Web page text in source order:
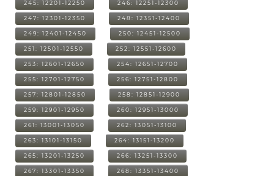
245: 12201-12250 246: 12251-12300
247: 12301-12350 248: 12351-12400
249: 12401-12450 250: 12451-12500
251: 12501-12550 252: 12551-12600
253: 12601-12650 254: 12651-12700
255: 12701-12750 256: 12751-12800
257: 12801-12850 258: 12851-12900
259: 12901-12950 260: 12951-13000
261: 13001-13050 262: 13051-13100
263: 13101-13150 264: 13151-13200
265: 13201-13250 266: 13251-13300
267: 13301-13350 268: 13351-13400